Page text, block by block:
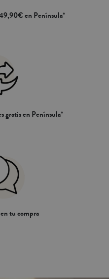
en Península*
gratis en Península*
en tu compra